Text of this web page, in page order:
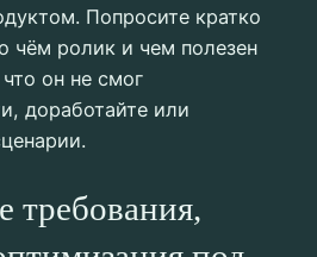
Попросите кратко
чём ролик и чем полезен
он не смог
доработайте или
требования,